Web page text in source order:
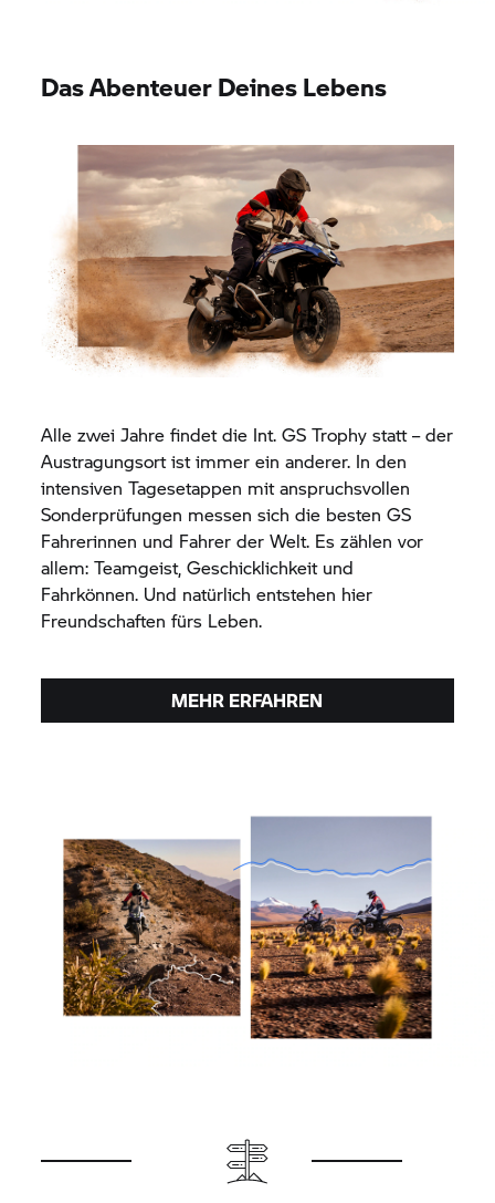
Das Abenteuer Deines Lebens
Alle zwei Jahre findet die Int.GS Trophy statt – der
Austragungsort ist immer ein anderer. In den
intensiven Tagesetappen mit anspruchsvollen
Sonderprüfungen messen sich die besten GS
Fahrerinnen und Fahrer der Welt. Es zählen vor
allem: Teamgeist, Geschicklichkeit und
Fahrkönnen. Und natürlich entstehen hier
Freundschaften fürs Leben.
MEHR ERFAHREN